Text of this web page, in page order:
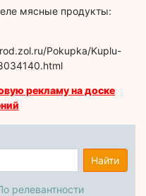
мясные продукты:
Pokupka/Kuplu-
рекламу на доске
Найти
релевантности